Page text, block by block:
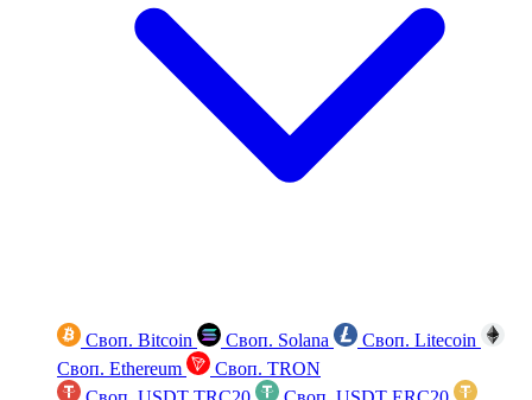
Своп. Bitcoin Своп. Solana
Своп. Litecoin
Своп. Ethereum
Своп. TRON